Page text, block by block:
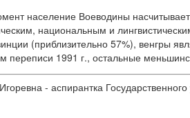
население Воеводины
национальным и
(приблизительно 57%), венгры
переписи 1991 г., остальные
- аспирантка